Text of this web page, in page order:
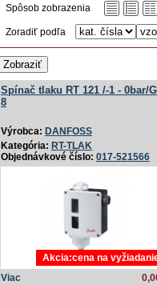
Spôsob zobrazenia
Zoradiť podľa
Zobraziť
Spínač tlaku RT 121 /­-1 - 0bar/­
8
Výrobca: DANFOSS
Kategória: RT-TLAK
Objednávkové číslo: 017-521566
Viac
Akcia:cena na